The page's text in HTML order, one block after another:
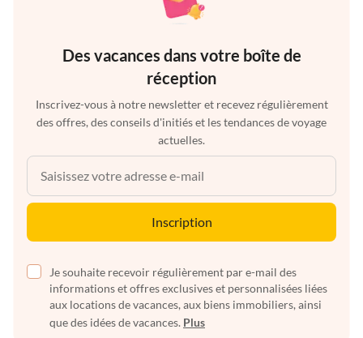
Des vacances dans votre boîte de
réception
Inscrivez-vous à notre newsletter et recevez régulièrement
des offres, des conseils d'initiés et les tendances de voyage
actuelles.
Inscription
Je souhaite recevoir régulièrement par e-mail des
informations et offres exclusives et personnalisées liées
aux locations de vacances, aux biens immobiliers, ainsi
que des idées de vacances. Plus